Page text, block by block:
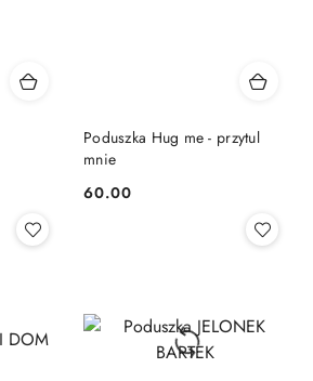
Poduszka Hug me - przytul
mnie
Cena:
60.00